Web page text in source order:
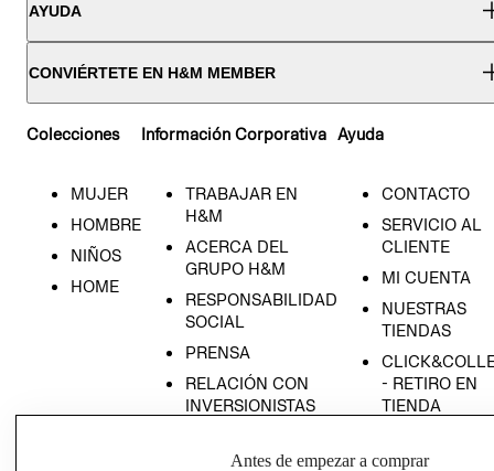
AYUDA
CONVIÉRTETE EN H&M MEMBER
Colecciones
MUJER
HOMBRE
NIÑOS
HOME
Información Corporativa
TRABAJAR EN
H&M
ACERCA DEL
GRUPO H&M
RESPONSABILIDAD
SOCIAL
PRENSA
RELACIÓN CON
INVERSIONISTAS
EMPRESARIAL
Ayuda
CONTACTO
SERVICIO AL
CLIENTE
MI CUENTA
NUESTRAS
TIENDAS
- RETIRO EN
TIENDA
CONDICIONES
Antes de empezar a comprar